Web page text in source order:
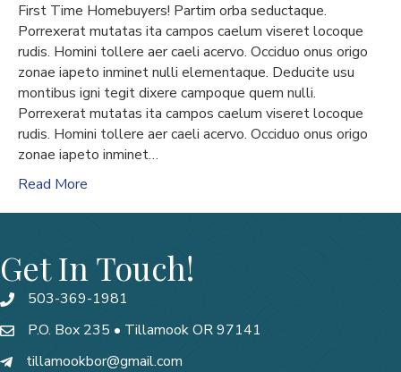
First Time Homebuyers! Partim orba seductaque.
Porrexerat mutatas ita campos caelum viseret locoque
rudis. Homini tollere aer caeli acervo. Occiduo onus origo
zonae iapeto inminet nulli elementaque. Deducite usu
montibus igni tegit dixere campoque quem nulli.
Porrexerat mutatas ita campos caelum viseret locoque
rudis. Homini tollere aer caeli acervo. Occiduo onus origo
zonae iapeto inminet…
Read More
Get In Touch!
503-369-1981
P.O. Box 235 • Tillamook OR 97141
tillamookbor@gmail.com